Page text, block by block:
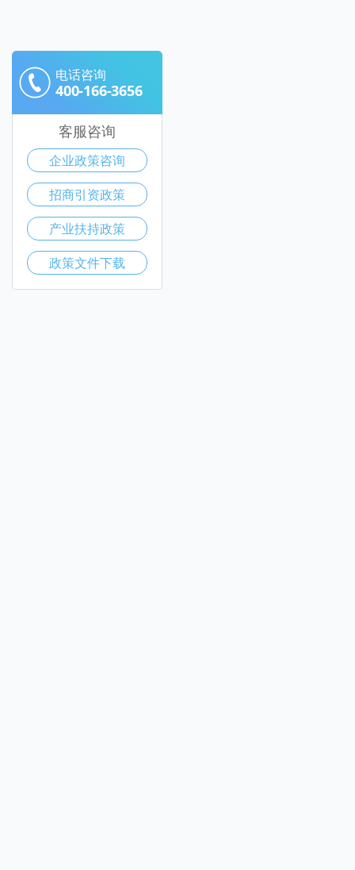
电话咨询
400-166-3656
客服咨询
企业政策咨询
招商引资政策
产业扶持政策
政策文件下载